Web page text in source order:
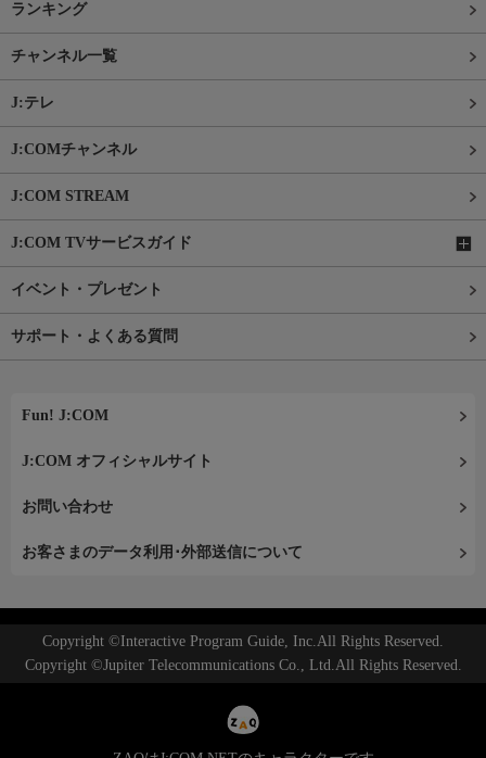
ランキング
チャンネル一覧
J:テレ
J:COMチャンネル
J:COM STREAM
J:COM TVサービスガイド
イベント・プレゼント
サポート・よくある質問
Fun! J:COM
J:COM オフィシャルサイト
お問い合わせ
お客さまのデータ利用･外部送信について
Copyright ©Interactive Program Guide, Inc.All Rights Reserved.
Copyright ©Jupiter Telecommunications Co., Ltd.All Rights Reserved.